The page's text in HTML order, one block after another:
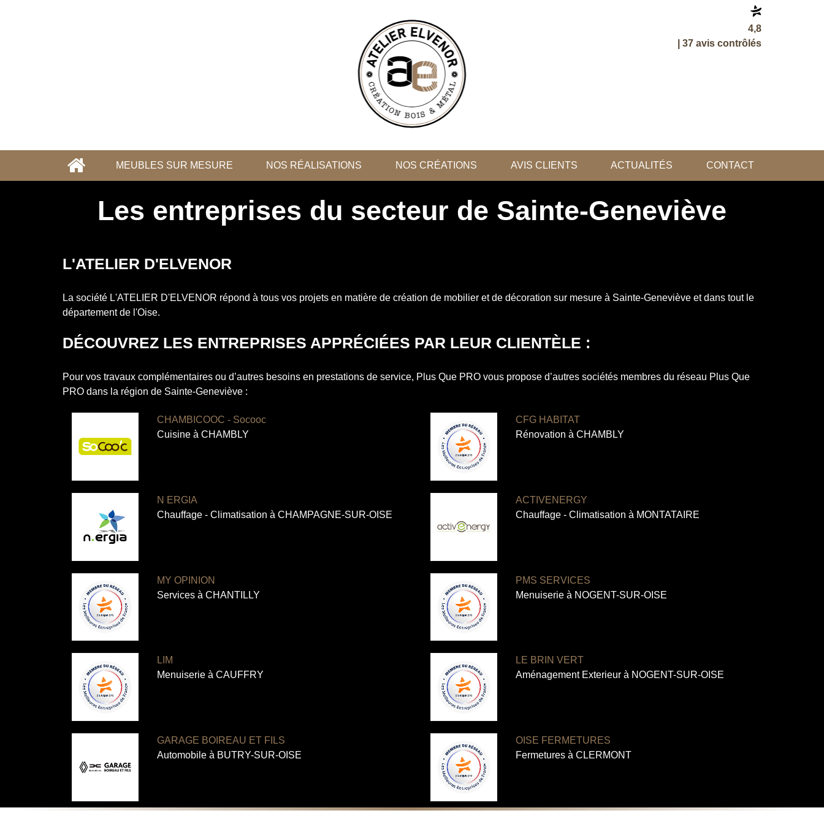
4,8
| 37 avis contrôlés
MEUBLES SUR MESURE NOS RÉALISATIONS NOS CRÉATIONS AVIS CLIENTS ACTUALITÉS CONTACT
Les entreprises du secteur de Sainte-Geneviève
L'ATELIER D'ELVENOR
La société L'ATELIER D'ELVENOR répond à tous vos projets en matière de création de mobilier et de décoration sur mesure à Sainte-Geneviève et dans tout le
département de l'Oise.
DÉCOUVREZ LES ENTREPRISES APPRÉCIÉES PAR LEUR CLIENTÈLE :
Pour vos travaux complémentaires ou d’autres besoins en prestations de service, Plus Que PRO vous propose d’autres sociétés membres du réseau Plus Que
PRO dans la région de Sainte-Geneviève :
CHAMBICOOC - Socooc
Cuisine à CHAMBLY
CFG HABITAT
Rénovation à CHAMBLY
N ERGIA
Chauffage - Climatisation à CHAMPAGNE-SUR-OISE
ACTIVENERGY
Chauffage - Climatisation à MONTATAIRE
MY OPINION
Services à CHANTILLY
PMS SERVICES
Menuiserie à NOGENT-SUR-OISE
LIM
Menuiserie à CAUFFRY
LE BRIN VERT
Aménagement Exterieur à NOGENT-SUR-OISE
GARAGE BOIREAU ET FILS
Automobile à BUTRY-SUR-OISE
OISE FERMETURES
Fermetures à CLERMONT